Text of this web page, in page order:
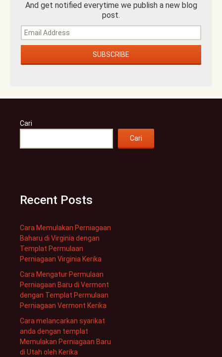
And get notified everytime we publish a new blog
post.
Cari
Cari
Recent Posts
Cara Memulakan Perniagaan
Baharu di Virginia dengan
Templat Permulaan
Perniagaan Virginia Kerika
Cara Mengatur Permulaan
Perniagaan Baru di Vermont
dengan Templat Permulaan
Perniagaan Vermont Kerika
Cara melancarkan syarikat
anda dengan templat
Memulakan Perniagaan Baru
di Utah oleh Kerika